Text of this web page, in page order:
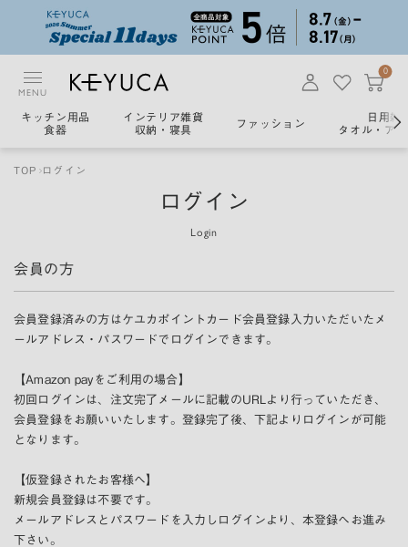
MENU
0
キッチン用品
食器
インテリア雑貨
収納・寝具
ファッション
日用雑
タオル・ア
TOP ログイン
ログイン
Login
会員の方
会員登録済みの方はケユカポイントカード会員登録入力いただいたメ
ールアドレス・パスワードでログインできます。
【Amazon payをご利用の場合】
初回ログインは、注文完了メールに記載のURLより行っていただき、
会員登録をお願いいたします。登録完了後、下記よりログインが可能
となります。
【仮登録されたお客様へ】
新規会員登録は不要です。
メールアドレスとパスワードを入力しログインより、本登録へお進み
下さい。